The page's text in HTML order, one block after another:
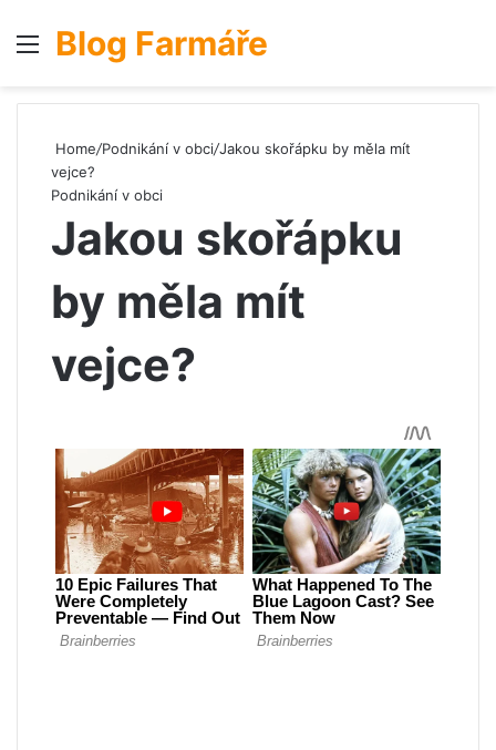
Menu
Blog Farmáře
Home/Podnikání v obci/Jakou skořápku by měla mít
vejce?
Podnikání v obci
Jakou skořápku
by měla mít
vejce?